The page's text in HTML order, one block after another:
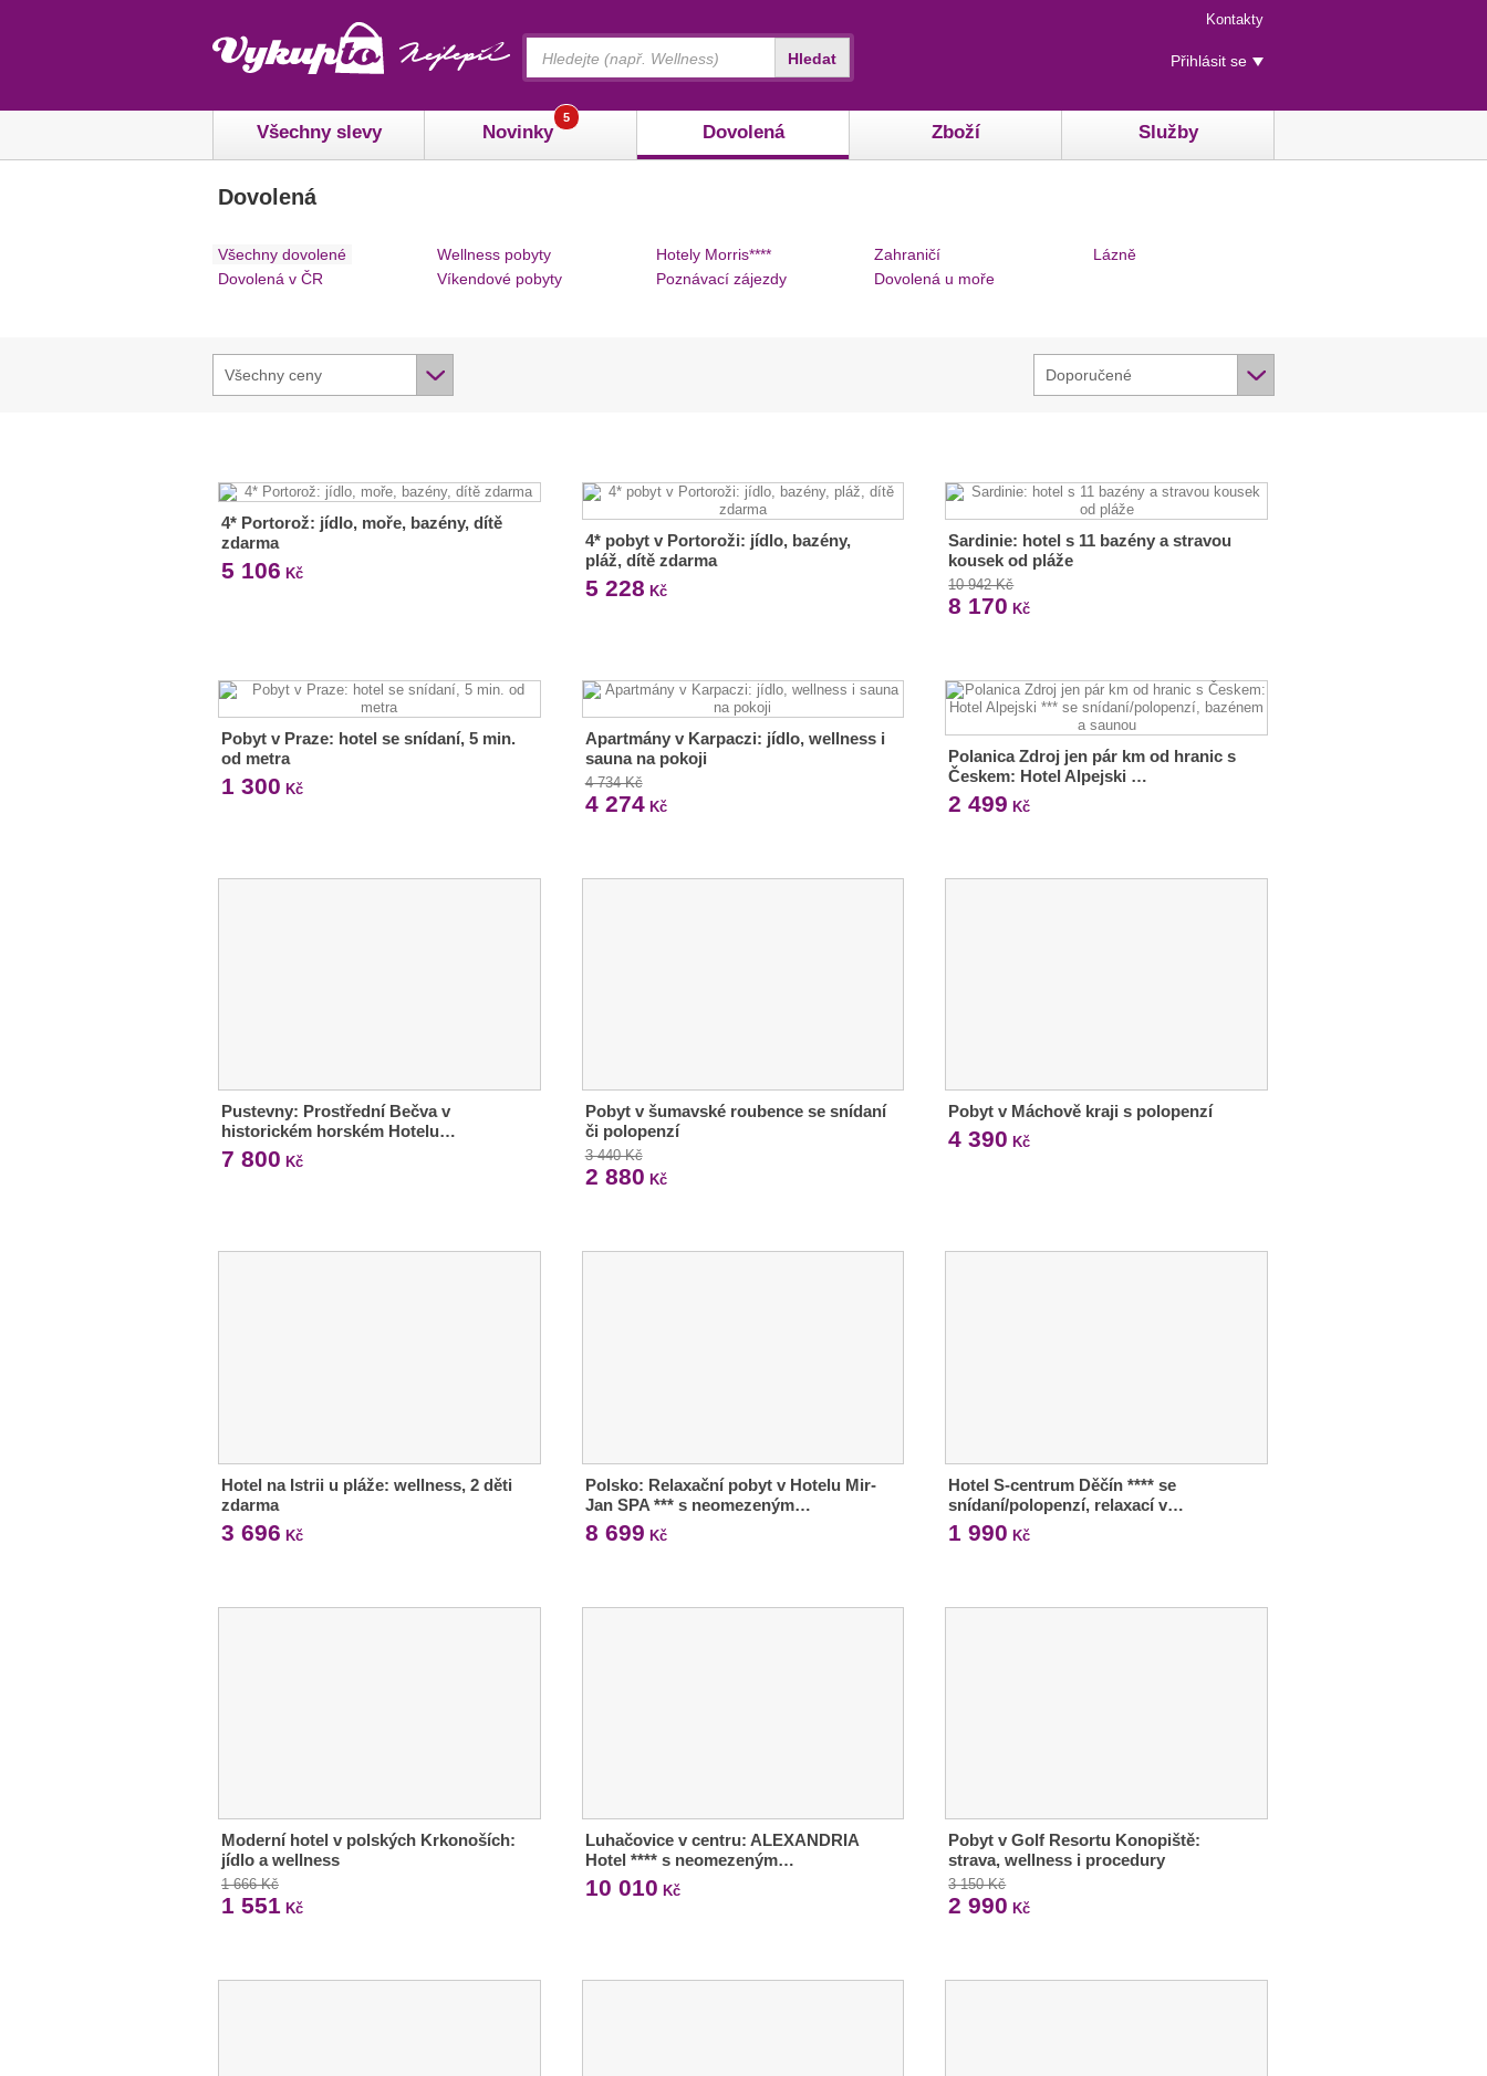
Menu
rychlého
přístupu
Kontakty
Uživatelské
menu
Přihlásit se
Všechny slevy Novinky
5
Dovolená Zboží Služby
Hledat
Dovolená
Všechny dovolené
Dovolená v ČR
Wellness pobyty
Víkendové pobyty
Hotely Morris****
Poznávací zájezdy
Zahraničí
Dovolená u moře
Lázně
Všechny ceny Doporučené
4* Portorož: jídlo, moře, bazény, dítě
zdarma
5 106 Kč
4* pobyt v Portoroži: jídlo, bazény,
pláž, dítě zdarma
5 228 Kč
Sardinie: hotel s 11 bazény a stravou
kousek od pláže
10 942 Kč
8 170 Kč
Pobyt v Praze: hotel se snídaní, 5 min.
od metra
1 300 Kč
Apartmány v Karpaczi: jídlo, wellness i
sauna na pokoji
4 734 Kč
4 274Kč
Polanica Zdroj jen pár km od hranic s
Českem: Hotel Alpejski …
2 499 Kč
Pustevny: Prostřední Bečva v
historickém horském Hotelu…
7 800 Kč
Pobyt v šumavské roubence se snídaní
či polopenzí
3 440 Kč
2 880 Kč
Pobyt v Máchově kraji s polopenzí
4 390 Kč
Hotel na Istrii u pláže: wellness, 2 děti
zdarma
3 696 Kč
Polsko: Relaxační pobyt v Hotelu Mir-
Jan SPA *** s neomezeným…
8 699 Kč
Hotel S-centrum Děčín **** se
snídaní/polopenzí, relaxací v…
1 990 Kč
Moderní hotel v polských Krkonoších:
jídlo a wellness
1 666 Kč
1 551 Kč
Luhačovice v centru: ALEXANDRIA
Hotel **** s neomezeným…
10 010 Kč
Pobyt v Golf Resortu Konopiště:
strava, wellness i procedury
3 150 Kč
2 990 Kč